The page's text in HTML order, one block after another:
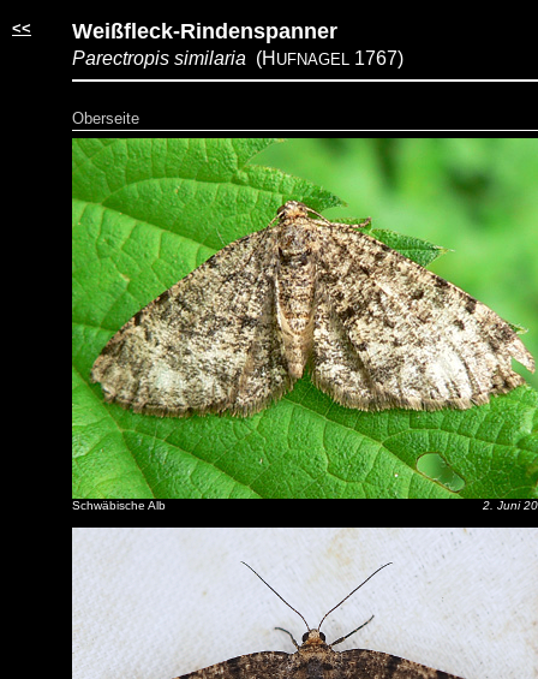
<< Weißfleck-Rindenspanner
Parectropis similaria (H UFNAGEL 1767)
Oberseite
Schwäbische Alb 2. Juni